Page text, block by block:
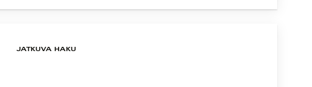
JATKUVA HAKU